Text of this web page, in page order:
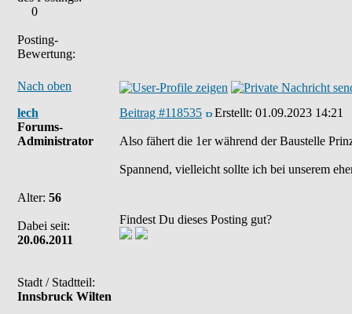
0
Posting-
Bewertung:
Nach oben
lech
Forums-
Administrator
Alter: 56
Dabei seit:
20.06.2011
Stadt / Stadtteil:
Innsbruck Wilten
Beitrag #118535 Erstellt: 01.09.2023 14:21
Also fähert die 1er während der Baustelle
Spannend, vielleicht sollte ich bei unserem
Findest Du dieses Posting gut?